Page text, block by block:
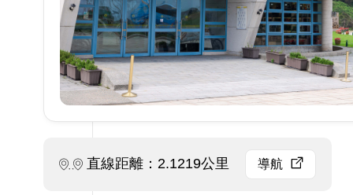
直線距離：2.1219公里 導航